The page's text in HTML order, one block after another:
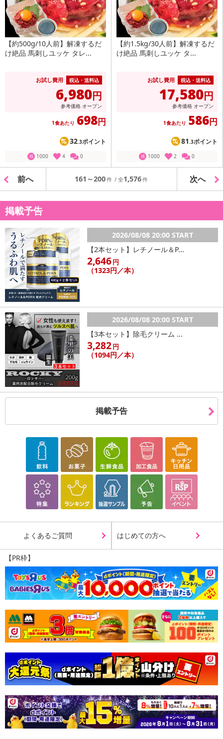
【約500g/10人前】解凍するだ
け絶品 馬刺しユッケ タレ...
お試し費用 税込・送料込
6,980円
参考価格 オープン
1食あたり 698円
32.3ポイント
残 1000 4 0
【約1.5kg/30人前】解凍するだ
け絶品 馬刺しユッケ タ...
お試し費用 税込・送料込
17,580円
参考価格 オープン
1食あたり 586円
81 .3ポイント
残 1000 2 0
前へ 161～200 1,576 次へ
掲載予告
2026/08/08 20:00 START
【2本セット】レチノール＆P...
2,646円
（1323円／本）
2026/08/08 20:00 START
【3本セット】除毛クリーム ...
3,282円
（1094円／本）
掲載予告
よくあるご質問 はじめての方へ
【PR枠】